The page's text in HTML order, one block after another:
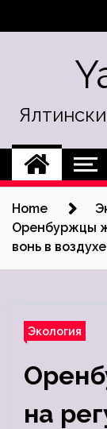
Home
Оренбуржцы
вонь в воздухе
Экология
на